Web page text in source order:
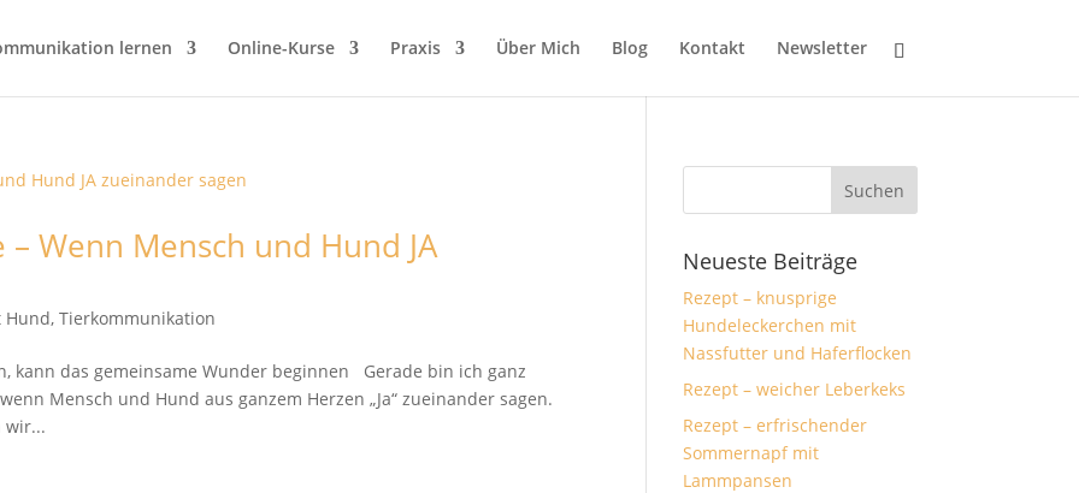
lernen Online-Kurse Praxis Über Mich Blog Kontakt Newsletter
Wenn Mensch und Hund JA
Hund,Tierkommunikation
kann das gemeinsame Wunder beginnen Gerade bin ich ganz
Mensch und Hund aus ganzem Herzen „Ja“ zueinander sagen.
wir...
Neueste Beiträge
Rezept – knusprige
Hundeleckerchen mit
Nassfutter und Haferflocken
Rezept – weicher Leberkeks
Rezept – erfrischender
Sommernapf mit
Lammpansen